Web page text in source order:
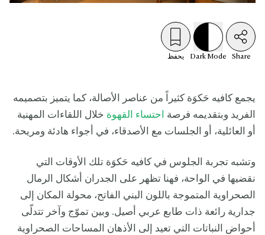
Share
Dark Mode يحفظ
يجمع كافيه حَكوَة كثيراً من عناصر الأصالة، كما يتميز بتصميمه
الفريد وبتقديمه فرصة
احتساء القهوة خلال اللقاءات المهنية
أو العائلية، أو الجلسات مع الأصدقاء، في أجواء هادئة ومريحة.
وتشبه تجربة الجلوس في كافيه حَكوَة تلك الأوقات التي
نقضيها في الواحة، فهنا تظهر على الجدران أشكال الرمال
الصحراوية المتموجة باللون البني الفاتح، محولة المكان إلى
جدارية رائعة ذات طابع عربي أصيل. وبين تموّج وآخر تتدلّى
أحواض النباتات التي تعيد إلى الأذهان المساحات الصحراوية